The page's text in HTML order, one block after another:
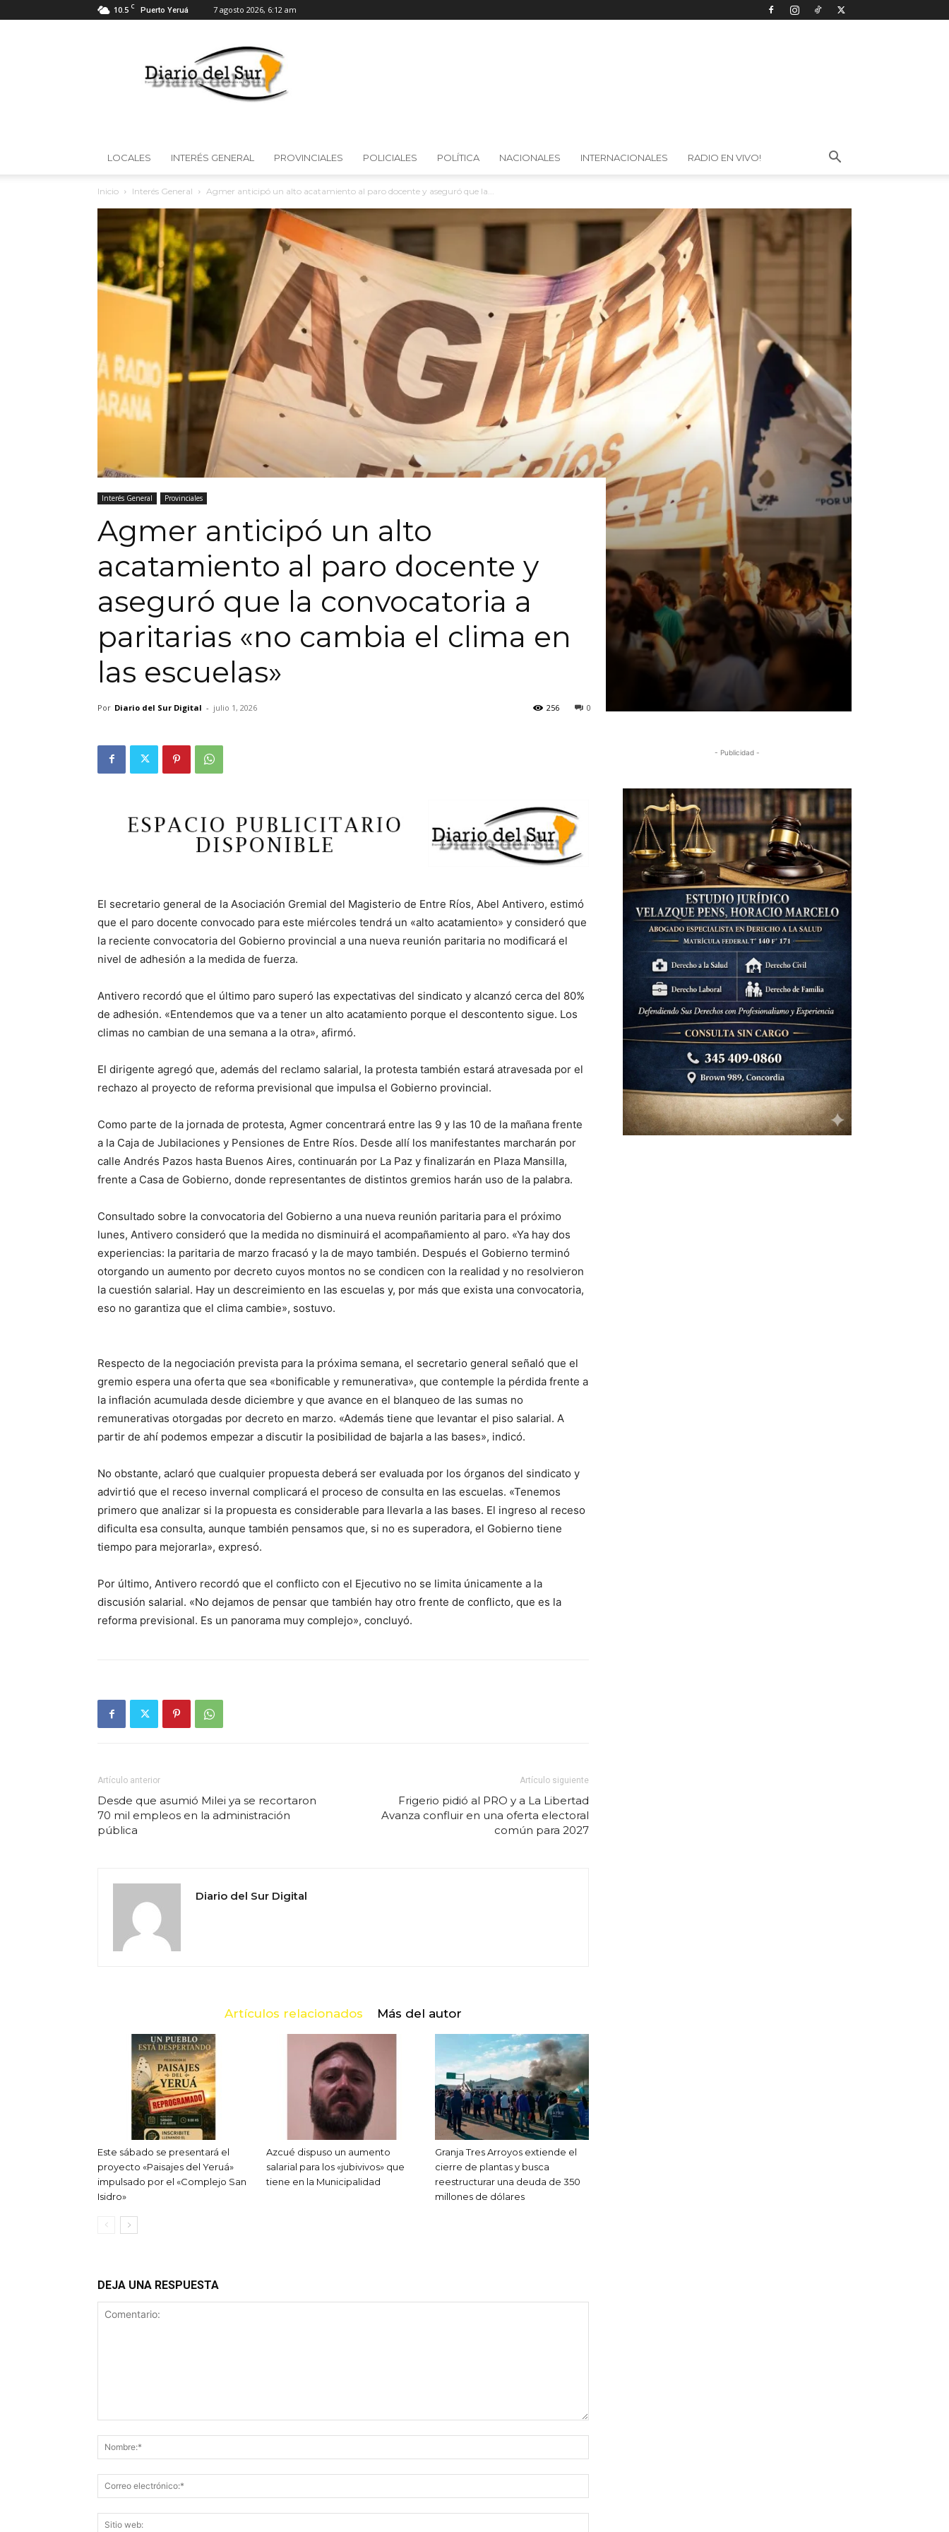
10.5 C Puerto Yeruá 7 agosto 2026, 6:12 am
Diario
del
Sur
LOCALES INTERÉS GENERAL PROVINCIALES POLICIALES POLÍTICA NACIONALES INTERNACIONALES RADIO EN VIVO!
Inicio Interés General Agmer anticipó un alto acatamiento al paro docente y aseguró que la...
Interés General Provinciales
Agmer anticipó un alto
acatamiento al paro docente y
aseguró que la convocatoria a
paritarias «no cambia el clima en
las escuelas»
Por Diario del Sur Digital - julio 1, 2026 0
256
El secretario general de la Asociación Gremial del Magisterio de Entre Ríos, Abel Antivero, estimó
que el paro docente convocado para este miércoles tendrá un «alto acatamiento» y consideró que
la reciente convocatoria del Gobierno provincial a una nueva reunión paritaria no modificará el
nivel de adhesión a la medida de fuerza.
Antivero recordó que el último paro superó las expectativas del sindicato y alcanzó cerca del 80%
de adhesión. «Entendemos que va a tener un alto acatamiento porque el descontento sigue. Los
climas no cambian de una semana a la otra», afirmó.
El dirigente agregó que, además del reclamo salarial, la protesta también estará atravesada por el
rechazo al proyecto de reforma previsional que impulsa el Gobierno provincial.
Como parte de la jornada de protesta, Agmer concentrará entre las 9 y las 10 de la mañana frente
a la Caja de Jubilaciones y Pensiones de Entre Ríos. Desde allí los manifestantes marcharán por
calle Andrés Pazos hasta Buenos Aires, continuarán por La Paz y finalizarán en Plaza Mansilla,
frente a Casa de Gobierno, donde representantes de distintos gremios harán uso de la palabra.
Consultado sobre la convocatoria del Gobierno a una nueva reunión paritaria para el próximo
lunes, Antivero consideró que la medida no disminuirá el acompañamiento al paro. «Ya hay dos
experiencias: la paritaria de marzo fracasó y la de mayo también. Después el Gobierno terminó
otorgando un aumento por decreto cuyos montos no se condicen con la realidad y no resolvieron
la cuestión salarial. Hay un descreimiento en las escuelas y, por más que exista una convocatoria,
eso no garantiza que el clima cambie», sostuvo.
Respecto de la negociación prevista para la próxima semana, el secretario general señaló que el
gremio espera una oferta que sea «bonificable y remunerativa», que contemple la pérdida frente a
la inflación acumulada desde diciembre y que avance en el blanqueo de las sumas no
remunerativas otorgadas por decreto en marzo. «Además tiene que levantar el piso salarial. A
partir de ahí podemos empezar a discutir la posibilidad de bajarla a las bases», indicó.
No obstante, aclaró que cualquier propuesta deberá ser evaluada por los órganos del sindicato y
advirtió que el receso invernal complicará el proceso de consulta en las escuelas. «Tenemos
primero que analizar si la propuesta es considerable para llevarla a las bases. El ingreso al receso
dificulta esa consulta, aunque también pensamos que, si no es superadora, el Gobierno tiene
tiempo para mejorarla», expresó.
Por último, Antivero recordó que el conflicto con el Ejecutivo no se limita únicamente a la
discusión salarial. «No dejamos de pensar que también hay otro frente de conflicto, que es la
reforma previsional. Es un panorama muy complejo», concluyó.
Artículo anterior
Desde que asumió Milei ya se recortaron
70 mil empleos en la administración
pública
Artículo siguiente
Frigerio pidió al PRO y a La Libertad
Avanza confluir en una oferta electoral
común para 2027
Diario del Sur Digital
Artículos relacionados Más del autor
Este sábado se presentará el
proyecto «Paisajes del Yeruá»
impulsado por el «Complejo San
Isidro»
Azcué dispuso un aumento
salarial para los «jubivivos» que
tiene en la Municipalidad
Granja Tres Arroyos extiende el
cierre de plantas y busca
reestructurar una deuda de 350
millones de dólares
DEJA UNA RESPUESTA
- Publicidad -